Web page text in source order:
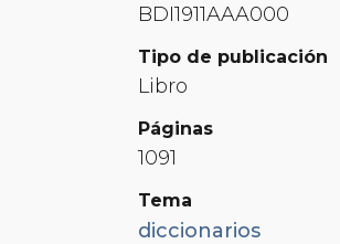
BDI1911AAA000
Tipo de publicación
Libro
Páginas
1091
Tema
diccionarios